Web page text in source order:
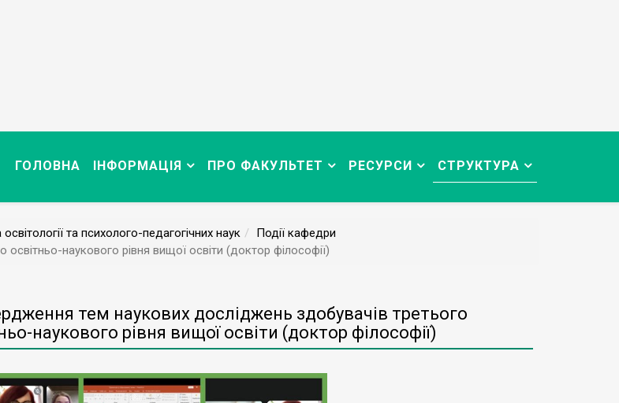
ГОЛОВНА ІНФОРМАЦІЯ ПРО ФАКУЛЬТЕТ РЕСУРСИ СТРУКТУРА
та психолого-педагогічних наук
Події кафедри
наукового рівня вищої освіти (доктор філософії)
тем наукових досліджень здобувачів третього
наукового рівня вищої освіти (доктор філософії)